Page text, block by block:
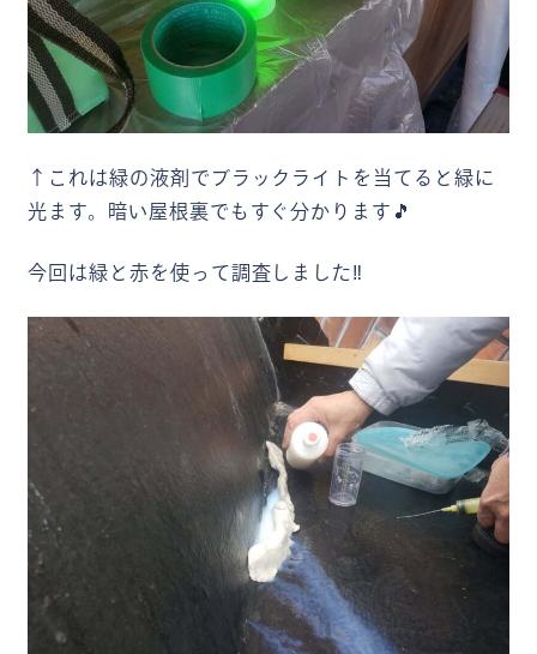
↑これは緑の液剤でブラックライトを当てると緑に
光ます。暗い屋根裏でもすぐ分かります🎵
今回は緑と赤を使って調査しました‼️